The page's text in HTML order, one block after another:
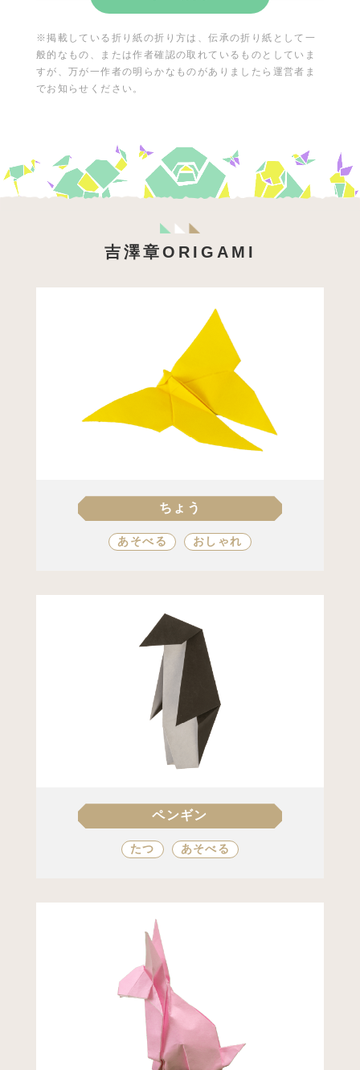
しゅりけん
ハート
てがみ
メダル
あそべる
ふうせん
あそべる
※掲載している折り紙の折り方は、伝承の折り紙として一
般的なもの、または作者確認の取れているものとしていま
すが、万が一作者の明らかなものがありましたら運営者ま
でお知らせください。
吉澤章ORIGAMI
ちょう
あそべる おしゃれ
ペンギン
たつ あそべる